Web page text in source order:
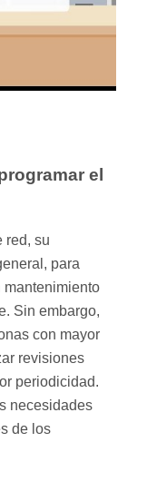
el
red, su
para
mantenimiento
Sin embargo,
con mayor
revisiones
periodicidad.
necesidades
de los